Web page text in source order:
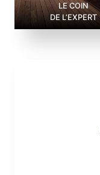
LE COIN
DE L’EXPERT